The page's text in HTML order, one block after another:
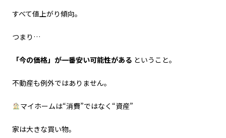
すべて値上がり傾向。
つまり…
「今の価格」が一番安い可能性がある ということ。
不動産も例外ではありません。
マイホームは“消費”ではなく“資産”
家は大きな買い物。